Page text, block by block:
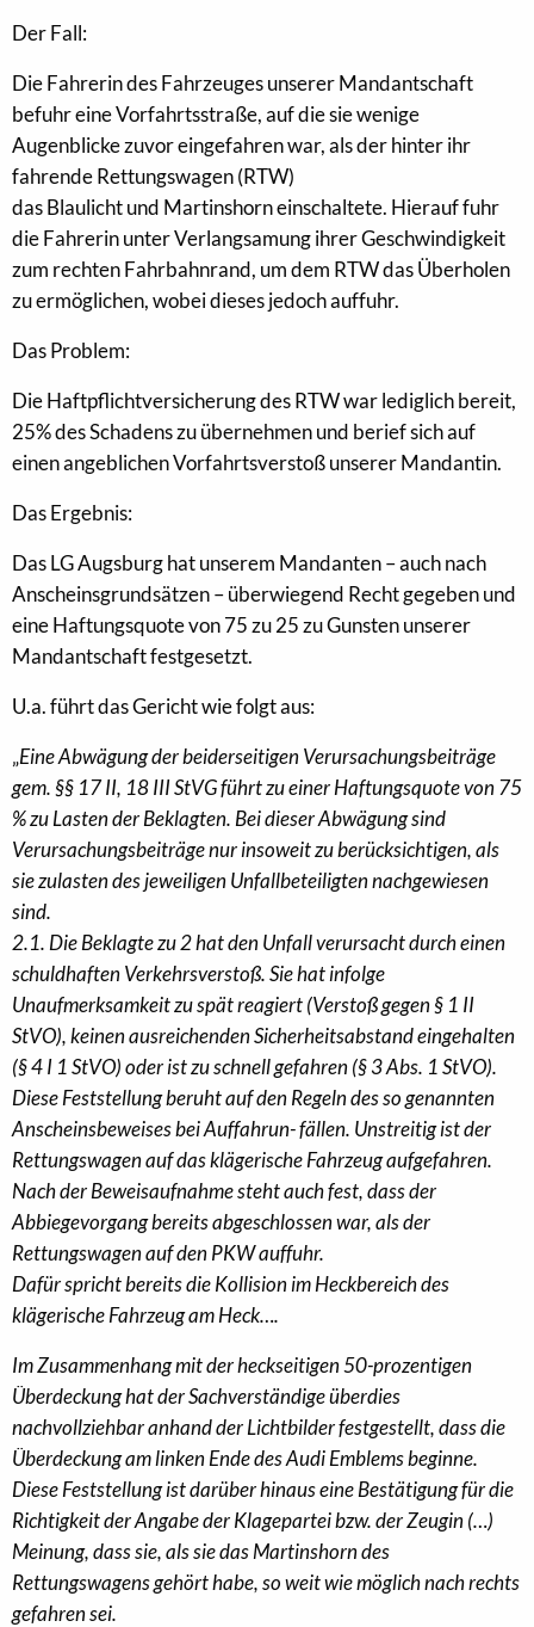
Der Fall:
Die Fahrerin des Fahrzeuges unserer Mandantschaft
befuhr eine Vorfahrtsstraße, auf die sie wenige
Augenblicke zuvor eingefahren war, als der hinter ihr
fahrende Rettungswagen (RTW)
das Blaulicht und Martinshorn einschaltete. Hierauf fuhr
die Fahrerin unter Verlangsamung ihrer Geschwindigkeit
zum rechten Fahrbahnrand, um dem RTW das Überholen
zu ermöglichen, wobei dieses jedoch auffuhr.
Das Problem:
Die Haftpflichtversicherung des RTW war lediglich bereit,
25% des Schadens zu übernehmen und berief sich auf
einen angeblichen Vorfahrtsverstoß unserer Mandantin.
Das Ergebnis:
Das LG Augsburg hat unserem Mandanten – auch nach
Anscheinsgrundsätzen – überwiegend Recht gegeben und
eine Haftungsquote von 75 zu 25 zu Gunsten unserer
Mandantschaft festgesetzt.
U.a. führt das Gericht wie folgt aus:
„Eine Abwägung der beiderseitigen Verursachungsbeiträge
gem. §§ 17 II, 18 III StVG führt zu einer Haftungsquote von 75
% zu Lasten der Beklagten. Bei dieser Abwägung sind
Verursachungsbeiträge nur insoweit zu berücksichtigen, als
sie zulasten des jeweiligen Unfallbeteiligten nachgewiesen
sind.
2.1. Die Beklagte zu 2 hat den Unfall verursacht durch einen
schuldhaften Verkehrsverstoß. Sie hat infolge
Unaufmerksamkeit zu spät reagiert (Verstoß gegen § 1 II
StVO), keinen ausreichenden Sicherheitsabstand eingehalten
(§ 4 I 1 StVO) oder ist zu schnell gefahren (§ 3 Abs. 1 StVO).
Diese Feststellung beruht auf den Regeln des so genannten
Anscheinsbeweises bei Auffahrun- fällen. Unstreitig ist der
Rettungswagen auf das klägerische Fahrzeug aufgefahren.
Nach der Beweisaufnahme steht auch fest, dass der
Abbiegevorgang bereits abgeschlossen war, als der
Rettungswagen auf den PKW auffuhr.
Dafür spricht bereits die Kollision im Heckbereich des
klägerische Fahrzeug am Heck….
Im Zusammenhang mit der heckseitigen 50-prozentigen
Überdeckung hat der Sachverständige überdies
nachvollziehbar anhand der Lichtbilder festgestellt, dass die
Überdeckung am linken Ende des Audi Emblems beginne.
Diese Feststellung ist darüber hinaus eine Bestätigung für die
Richtigkeit der Angabe der Klagepartei bzw. der Zeugin (…)
Meinung, dass sie, als sie das Martinshorn des
Rettungswagens gehört habe, so weit wie möglich nach rechts
gefahren sei.